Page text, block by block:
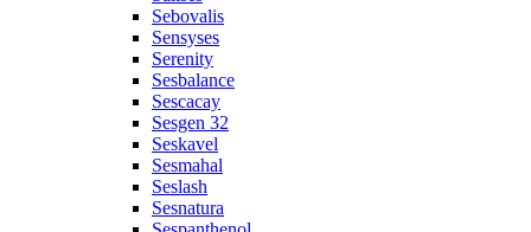
Sebovalis
Sensyses
Serenity
Sesbalance
Sescacay
Sesgen 32
Seskavel
Sesmahal
Seslash
Sesnatura